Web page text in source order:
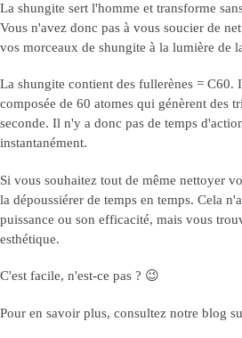
La shungite sert l'homme et transforme
Vous n'avez donc pas à vous soucier de
vos morceaux de shungite à la lumière de
La shungite contient des fullerènes = C60.
composée de 60 atomes qui génèrent des
seconde. Il n'y a donc pas de temps
instantanément.
Si vous souhaitez tout de même nettoyer
la dépoussiérer de temps en temps. Cela
puissance ou son efficacité, mais vous
esthétique.
C'est facile, n'est-ce pas ? 😉
Pour en savoir plus, consultez notre blog